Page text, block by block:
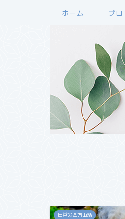
ホーム プロ
日常の四方山話